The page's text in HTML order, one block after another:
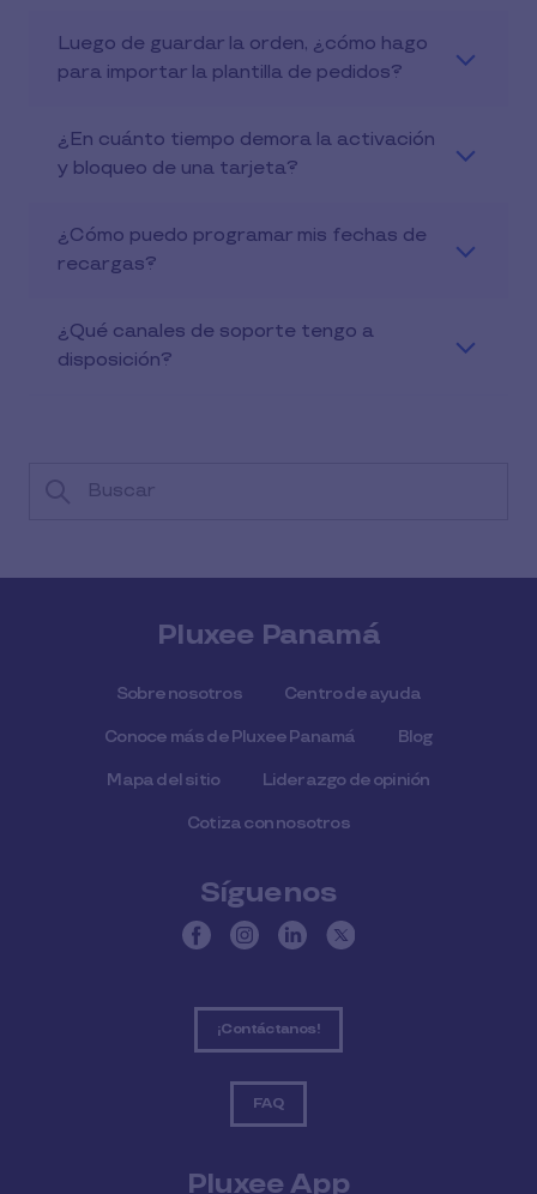
Luego de guardar la orden, ¿cómo hago
para importar la plantilla de pedidos?
¿En cuánto tiempo demora la activación
y bloqueo de una tarjeta?
¿Cómo puedo programar mis fechas de
recargas?
¿Qué canales de soporte tengo a
disposición?
Pluxee Panamá
Sobre nosotros Centro de ayuda
Conoce más de Pluxee Panamá Blog
Mapa del sitio Liderazgo de opinión
Cotiza con nosotros
Síguenos
¡Contáctanos!
FAQ
Pluxee App